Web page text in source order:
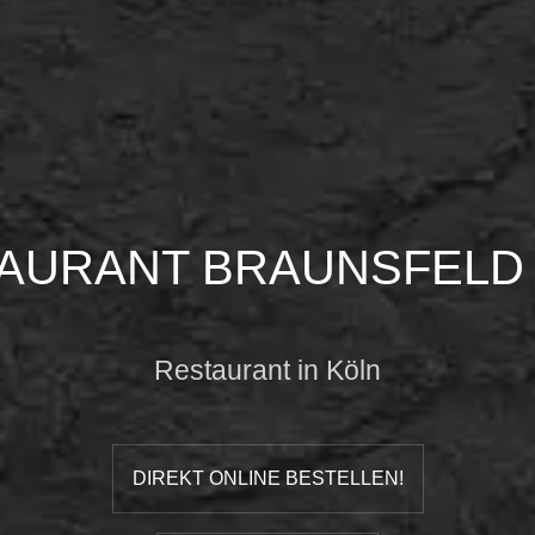
Restaurant in Köln
DIREKT ONLINE BESTELLEN!